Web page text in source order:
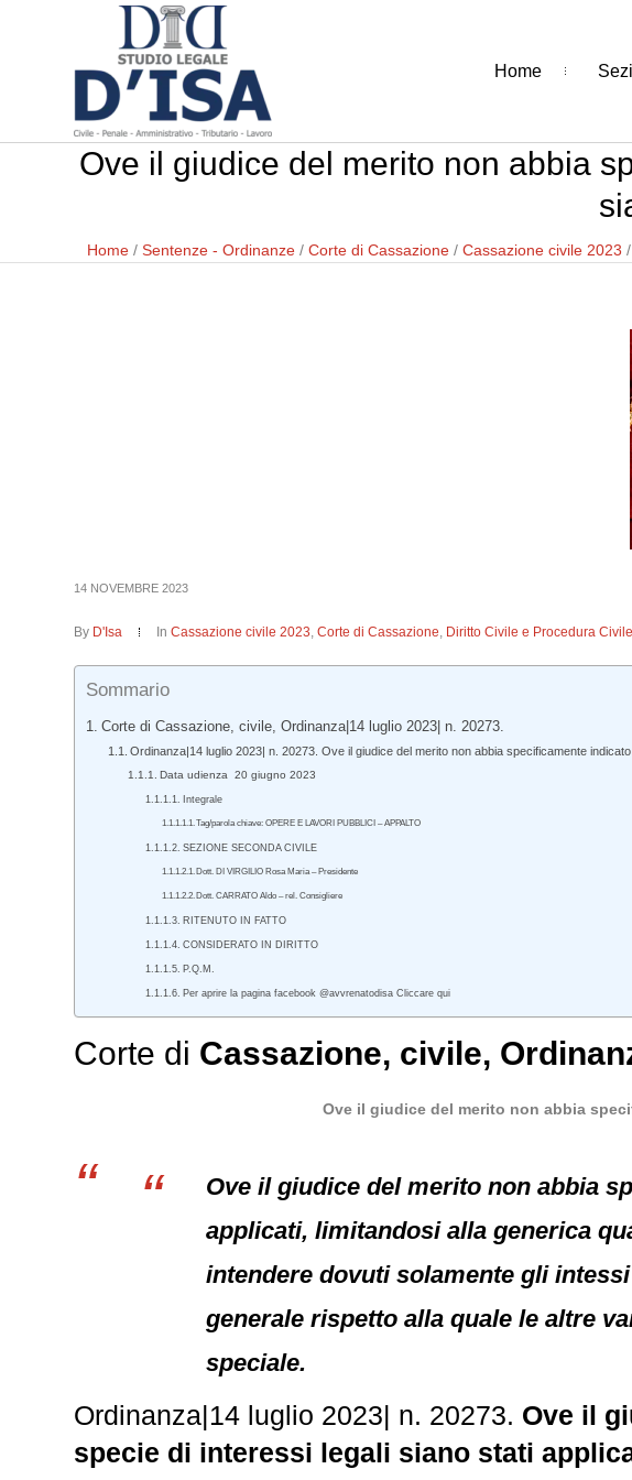
Home
Ove il giudice del merito non abbia
Home / Sentenze - Ordinanze / Corte di Cassazione / Cassazione civile 2023 /
14 NOVEMBRE 2023
By D'Isa InCassazione civile 2023,Corte di Cassazione, Diritto Civile e Procedura Civile
Sommario
Corte di Cassazione, civile, Ordinanza|14 luglio 2023| n. 20273.
Ordinanza|14 luglio 2023| n. 20273. Ove il giudice del merito non abbia specificamente
Data udienza 20 giugno 2023
Integrale
Tag/parola chiave: OPERE E LAVORI PUBBLICI – APPALTO
SEZIONE SECONDA CIVILE
Dott. DI VIRGILIO Rosa Maria – Presidente
Dott. CARRATO Aldo – rel. Consigliere
RITENUTO IN FATTO
CONSIDERATO IN DIRITTO
P.Q.M.
Per aprire la pagina facebook @avvrenatodisa Cliccare qui
Corte di Cassazione, civile,
Ove il giudice del merito non abbia
Ove il giudice del merito non abbia
applicati, limitandosi alla generica
intendere dovuti solamente gli
generale rispetto alla quale le altre
speciale.
Ordinanza|14 luglio 2023| n. 20273. Ove il
specie di interessi legali siano stati